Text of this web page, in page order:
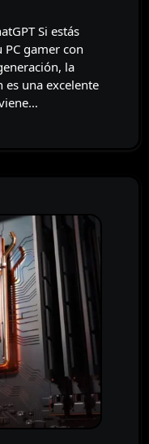
gamer con
la
una excelente